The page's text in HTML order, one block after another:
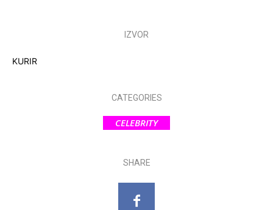
IZVOR
KURIR
CATEGORIES
CELEBRITY
SHARE